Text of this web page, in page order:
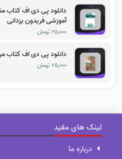
دانلود پی دی اف کتاب
آموزشی فریدون یزدانی
۲۵,۰۰۰ تومان
دانلود پی دی اف کتاب
۲۵,۰۰۰ تومان
لینک های مفید
درباره ما